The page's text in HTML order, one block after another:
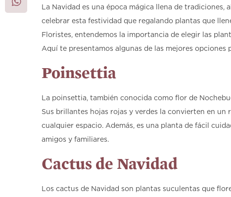
La Navidad es una época mágica llena de tradiciones,
celebrar esta festividad que regalando plantas que
Floristes, entendemos la importancia de elegir las
Aquí te presentamos algunas de las mejores opciones
Poinsettia
La poinsettia, también conocida como flor de
Sus brillantes hojas rojas y verdes la convierten en un
cualquier espacio. Además, es una planta de fácil
amigos y familiares.
Cactus de Navidad
Los cactus de Navidad son plantas suculentas que